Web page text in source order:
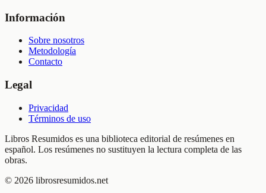
Información
Sobre nosotros
Metodología
Contacto
Legal
Privacidad
Términos de uso
Libros Resumidos es una biblioteca editorial de resúmenes en
español. Los resúmenes no sustituyen la lectura completa de las
obras.
© 2026 librosresumidos.net